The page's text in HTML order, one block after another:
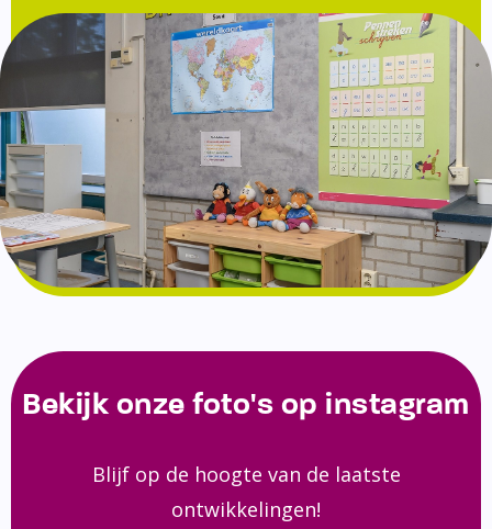
Bekijk onze foto's op instagram
Blijf op de hoogte van de laatste
ontwikkelingen!